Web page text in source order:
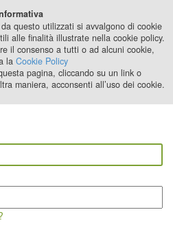
2024
questo utilizzati si avvalgono di cookie
alle finalità illustrate nella cookie policy.
il consenso a tutti o ad alcuni cookie,
la Cookie Policy
pagina, cliccando su un link o
maniera, acconsenti all’uso dei cookie.